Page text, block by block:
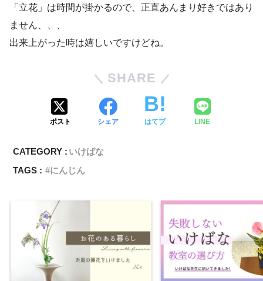
「立花」は時間が掛かるので、正直あんまり好きではあり
ません、、、
出来上がった時は嬉しいですけどね。
SHARE
ポスト シェア はてブ LINE
CATEGORY : いけばな
TAGS :
にんじん